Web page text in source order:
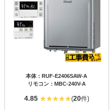
本体：RUF-E2406SAW-A
リモコン：MBC-240V-A
4.85 (20件)